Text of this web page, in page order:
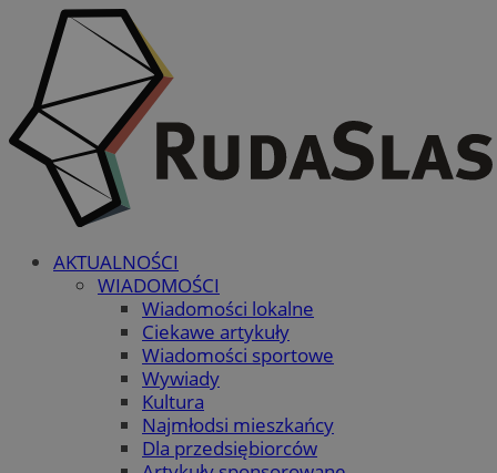
AKTUALNOŚCI
WIADOMOŚCI
Wiadomości lokalne
Ciekawe artykuły
Wiadomości sportowe
Wywiady
Kultura
Najmłodsi mieszkańcy
Dla przedsiębiorców